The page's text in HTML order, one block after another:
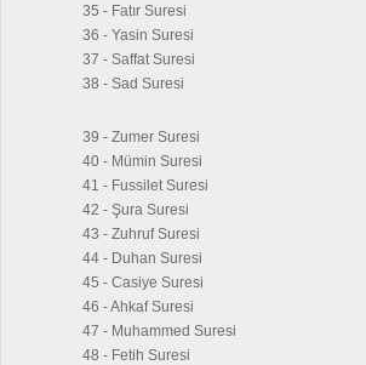
35 - Fatır Suresi
36 - Yasin Suresi
37 - Saffat Suresi
38 - Sad Suresi
39 - Zumer Suresi
40 - Mümin Suresi
41 - Fussilet Suresi
42 - Şura Suresi
43 - Zuhruf Suresi
44 - Duhan Suresi
45 - Casiye Suresi
46 - Ahkaf Suresi
47 - Muhammed Suresi
48 - Fetih Suresi